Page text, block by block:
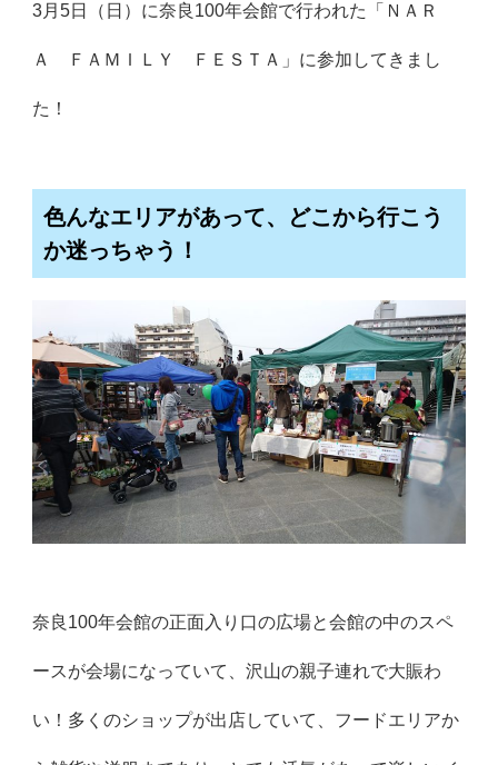
3月5日（日）に奈良100年会館で行われた「ＮＡＲ
Ａ ＦＡＭＩＬＹ ＦＥＳＴＡ」に参加してきまし
た！
色んなエリアがあって、どこから行こう
か迷っちゃう！
奈良100年会館の正面入り口の広場と会館の中のスペ
ースが会場になっていて、沢山の親子連れで大賑わ
い！多くのショップが出店していて、フードエリアか